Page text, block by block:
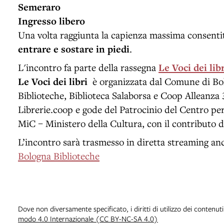
Semeraro
Ingresso libero
Una volta raggiunta la capienza massima
entrare e sostare in piedi.
L'incontro fa parte della rassegna Le Voci dei
Le Voci dei libri è organizzata dal Comune di
Biblioteche, Biblioteca Salaborsa e Coop
Librerie.coop e gode del Patrocinio del Centro
MiC – Ministero della Cultura, con il contributo
L’incontro sarà trasmesso in diretta streaming
Bologna Biblioteche
Dove non diversamente specificato, i diritti di utilizzo dei
modo 4.0 Internazionale (CC BY-NC-SA 4.0)